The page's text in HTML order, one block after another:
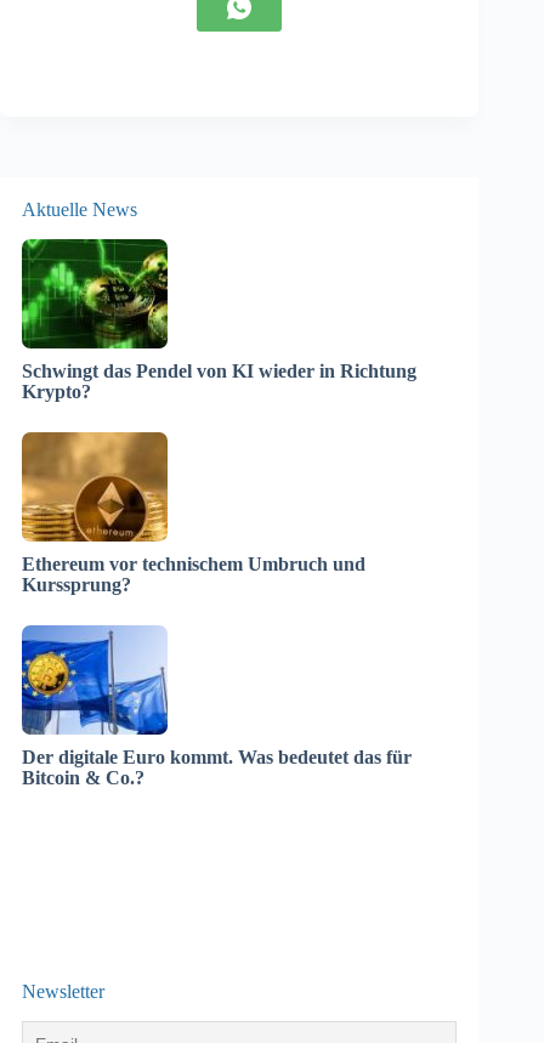
Aktuelle News
Schwingt das Pendel von KI wieder in Richtung
Krypto?
Ethereum vor technischem Umbruch und
Kurssprung?
Der digitale Euro kommt. Was bedeutet das für
Bitcoin & Co.?
Newsletter